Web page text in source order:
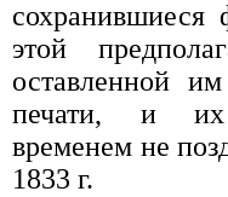
сохранившиеся
этой
оставленной
печати, и их
временем не
1833 г.